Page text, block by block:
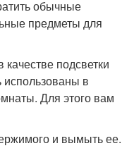
обычные
предметы для
подсветки
использованы в
Для этого вам
и вымыть ее.